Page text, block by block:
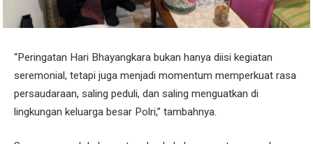
“Peringatan Hari Bhayangkara bukan hanya diisi kegiatan
seremonial, tetapi juga menjadi momentum memperkuat rasa
persaudaraan, saling peduli, dan saling menguatkan di
lingkungan keluarga besar Polri,” tambahnya.